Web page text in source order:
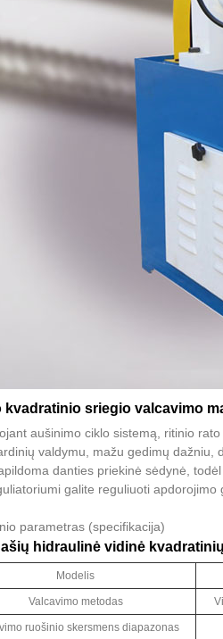
kvadratinio sriegio valcavimo
aušinimo ciklo sistemą, ritinio
valdymu, mažu gedimų dažniu,
danties priekinė sėdynė,
galite reguliuoti apdorojimo
parametras (specifikacija)
ašių hidraulinė vidinė
Modelis
Valcavimo metodas
ruošinio skersmens diapazonas